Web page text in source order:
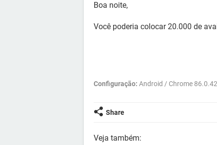
Boa noite,
Você poderia colocar 20.000 de
Configuração: Android / Chrome
Share
Veja também: